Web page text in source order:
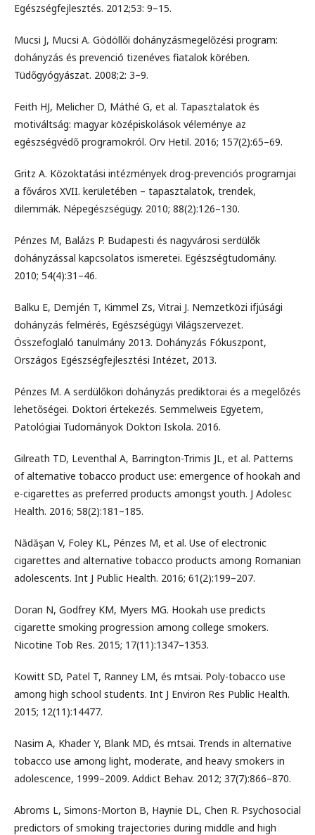
Egészségfejlesztés. 2012;53: 9–15.
Mucsi J, Mucsi A. Gödöllői dohányzásmegelőzési program:
dohányzás és prevenció tizenéves fiatalok körében.
Tüdőgyógyászat. 2008;2: 3–9.
Feith HJ, Melicher D, Máthé G, et al. Tapasztalatok és
motiváltság: magyar középiskolások véleménye az
egészségvédő programokról. Orv Hetil. 2016; 157(2):65–69.
Gritz A. Közoktatási intézmények drog-prevenciós programjai
a főváros XVII. kerületében – tapasztalatok, trendek,
dilemmák. Népegészségügy. 2010; 88(2):126–130.
Pénzes M, Balázs P. Budapesti és nagyvárosi serdülők
dohányzással kapcsolatos ismeretei. Egészségtudomány.
2010; 54(4):31–46.
Balku E, Demjén T, Kimmel Zs, Vitrai J. Nemzetközi ifjúsági
dohányzás felmérés, Egészségügyi Világszervezet.
Összefoglaló tanulmány 2013. Dohányzás Fókuszpont,
Országos Egészségfejlesztési Intézet, 2013.
Pénzes M. A serdülőkori dohányzás prediktorai és a megelőzés
lehetőségei. Doktori értekezés. Semmelweis Egyetem,
Patológiai Tudományok Doktori Iskola. 2016.
Gilreath TD, Leventhal A, Barrington-Trimis JL, et al. Patterns
of alternative tobacco product use: emergence of hookah and
e-cigarettes as preferred products amongst youth. J Adolesc
Health. 2016; 58(2):181–185.
Nădăşan V, Foley KL, Pénzes M, et al. Use of electronic
cigarettes and alternative tobacco products among Romanian
adolescents. Int J Public Health. 2016; 61(2):199–207.
Doran N, Godfrey KM, Myers MG. Hookah use predicts
cigarette smoking progression among college smokers.
Nicotine Tob Res. 2015; 17(11):1347–1353.
Kowitt SD, Patel T, Ranney LM, és mtsai. Poly-tobacco use
among high school students. Int J Environ Res Public Health.
2015; 12(11):14477.
Nasim A, Khader Y, Blank MD, és mtsai. Trends in alternative
tobacco use among light, moderate, and heavy smokers in
adolescence, 1999–2009. Addict Behav. 2012; 37(7):866–870.
Abroms L, Simons-Morton B, Haynie DL, Chen R. Psychosocial
predictors of smoking trajectories during middle and high